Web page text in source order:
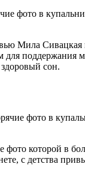
Мила Сивацкая
для поддержания
сон.
фото которой в
с детства